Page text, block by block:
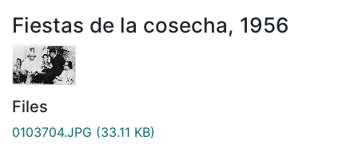
Fiestas de la cosecha, 1956
Files
0103704.JPG (33.11 KB)